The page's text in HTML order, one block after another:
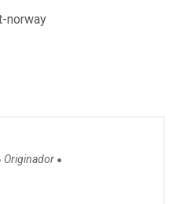
norway
Originador ●